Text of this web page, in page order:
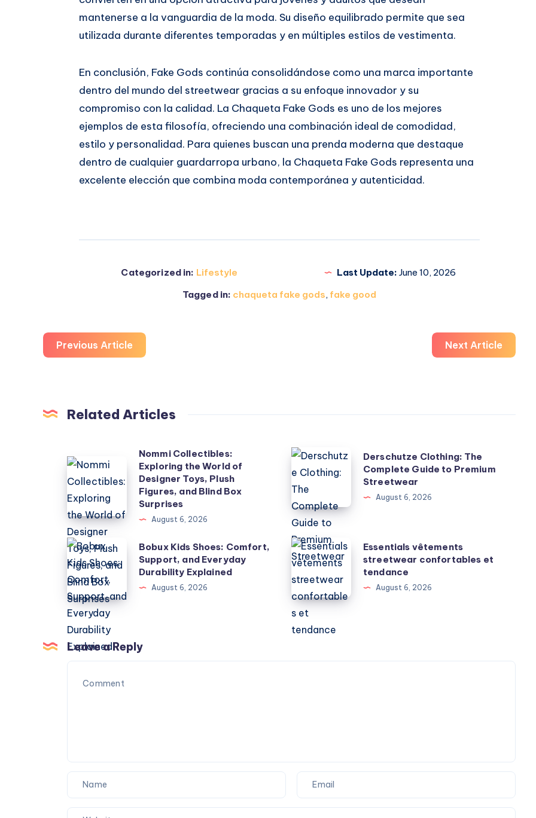
mantenerse a la vanguardia de la moda. Su diseño equilibrado permite que sea
utilizada durante diferentes temporadas y en múltiples estilos de vestimenta.
En conclusión, Fake Gods continúa consolidándose como una marca importante
dentro del mundo del streetwear gracias a su enfoque innovador y su
compromiso con la calidad. La Chaqueta Fake Gods es uno de los mejores
ejemplos de esta filosofía, ofreciendo una combinación ideal de comodidad,
estilo y personalidad. Para quienes buscan una prenda moderna que destaque
dentro de cualquier guardarropa urbano, la Chaqueta Fake Gods representa una
excelente elección que combina moda contemporánea y autenticidad.
Categorized in: Lifestyle Last Update: June 10, 2026
Tagged in: chaqueta fake gods, fake good
Previous Article Next Article
Related Articles
Nommi
Collectibles:
Exploring
the
World
of
Designer
Toys,
Plush
Figures,
and
Blind
Box
Surprises
Nommi Collectibles:
Exploring the World of
Designer Toys, Plush
Figures, and Blind Box
Surprises
August 6, 2026
Derschutze
Clothing:
The
Complete
Guide
to
Premium
Derschutze Clothing: The
Complete Guide to Premium
Streetwear
August 6, 2026
Bobux
Kids
Shoes:
Comfort,
Support,
and
Everyday
Durability
Explained
Bobux Kids Shoes: Comfort,
Support, and Everyday
Durability Explained
August 6, 2026
Essentials
vêtements
streetwear
confortables
et
tendance
Essentials vêtements
streetwear confortables et
tendance
August 6, 2026
Leave a Reply